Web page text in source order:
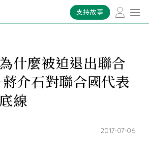
支持故事
什麼被迫退出聯合
介石對聯合國代表
線
2017-07-06